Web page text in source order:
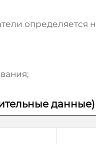
определяется
данные)